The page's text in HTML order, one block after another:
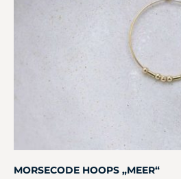
MORSECODE HOOPS „MEER“